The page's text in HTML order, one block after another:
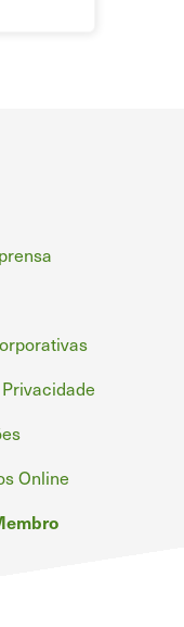
Online